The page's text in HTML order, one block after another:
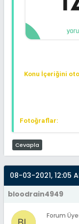
Konu İçeriğini
Fotoğraflar:
Cevapla
08-03-2021, 12:05
bloodrain4949
Forum